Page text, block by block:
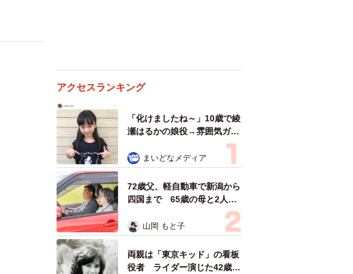
アクセスランキング
「化けましたね～」10歳で綾
瀬はるかの娘役→雰囲気ガラ
リの18歳に成長 「メイクで
雰囲気が」「宝塚に入れそ
う」
まいどなメディア
72歳父、軽自動車で新潟から
四国まで 65歳の母と2人で
3泊4日の旅 パーキングの休
憩まで分刻み… 「大学生で
も組まねえよ！」
山岡 もと子
両親は「東京キッド」の看板
役者 ライダー演じた42歳元